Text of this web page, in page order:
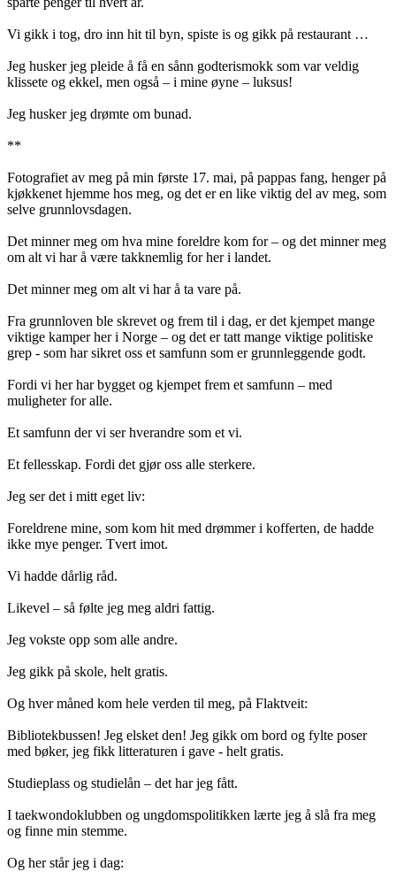
Vi gikk i tog, dro inn hit til byn, spiste is og gikk på restaurant …
Jeg husker jeg pleide å få en sånn godterismokk som var veldig
klissete og ekkel, men også – i mine øyne – luksus!
Jeg husker jeg drømte om bunad.
**
Fotografiet av meg på min første 17. mai, på pappas fang, henger på
kjøkkenet hjemme hos meg, og det er en like viktig del av meg, som
selve grunnlovsdagen.
Det minner meg om hva mine foreldre kom for – og det minner meg
om alt vi har å være takknemlig for her i landet.
Det minner meg om alt vi har å ta vare på.
Fra grunnloven ble skrevet og frem til i dag, er det kjempet mange
viktige kamper her i Norge – og det er tatt mange viktige politiske
grep - som har sikret oss et samfunn som er grunnleggende godt.
Fordi vi her har bygget og kjempet frem et samfunn – med
muligheter for alle.
Et samfunn der vi ser hverandre som et vi.
Et fellesskap. Fordi det gjør oss alle sterkere.
Jeg ser det i mitt eget liv:
Foreldrene mine, som kom hit med drømmer i kofferten, de hadde
ikke mye penger. Tvert imot.
Vi hadde dårlig råd.
Likevel – så følte jeg meg aldri fattig.
Jeg vokste opp som alle andre.
Jeg gikk på skole, helt gratis.
Og hver måned kom hele verden til meg, på Flaktveit:
Bibliotekbussen! Jeg elsket den! Jeg gikk om bord og fylte poser
med bøker, jeg fikk litteraturen i gave - helt gratis.
Studieplass og studielån – det har jeg fått.
I taekwondoklubben og ungdomspolitikken lærte jeg å slå fra meg
og finne min stemme.
Og her står jeg i dag: